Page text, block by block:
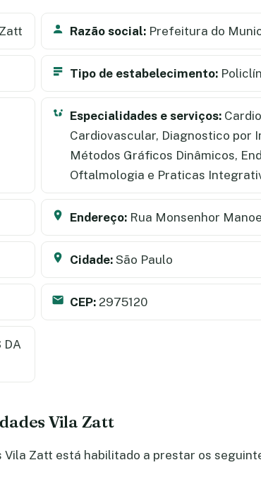
Razão social: Prefeitura do
Tipo de estabelecimento:
Especialidades e serviços:
Cardiovascular, Diagnostico por
Métodos Gráficos Dinâmicos,
Oftalmologia e Praticas
Endereço: Rua Monsenhor
Cidade: São Paulo
CEP: 2975120
DA
Vila Zatt
Vila Zatt está habilitado a prestar os